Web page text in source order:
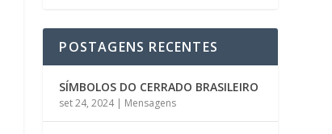
POSTAGENS RECENTES
SÍMBOLOS DO CERRADO BRASILEIRO
set 24, 2024| Mensagens